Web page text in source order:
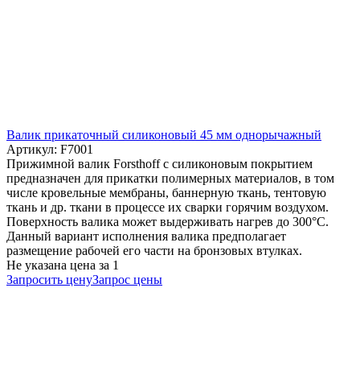
Валик прикаточный силиконовый 45 мм однорычажный
Артикул: F7001
Прижимной валик Forsthoff с силиконовым покрытием
предназначен для прикатки полимерных материалов, в том
числе кровельные мембраны, баннерную ткань, тентовую
ткань и др. ткани в процессе их сварки горячим воздухом.
Поверхность валика может выдерживать нагрев до 300°C.
Данный вариант исполнения валика предполагает
размещение рабочей его части на бронзовых втулках.
Не указана цена за 1
Запросить ценуЗапрос цены